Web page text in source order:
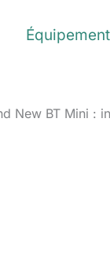
New BT Mini :